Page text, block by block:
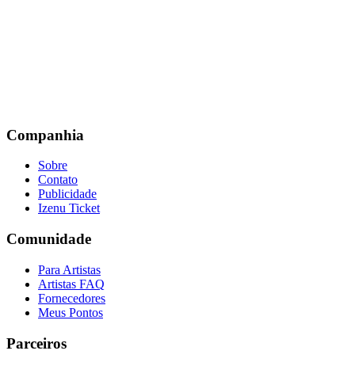
Companhia
Sobre
Contato
Publicidade
Izenu Ticket
Comunidade
Para Artistas
Artistas FAQ
Fornecedores
Meus Pontos
Parceiros